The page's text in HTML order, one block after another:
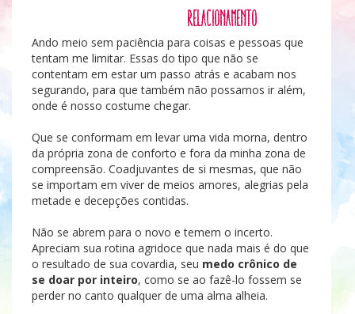
Relacionamento
Ando meio sem paciência para coisas e pessoas que
tentam me limitar. Essas do tipo que não se
contentam em estar um passo atrás e acabam nos
segurando, para que também não possamos ir além,
onde é nosso costume chegar.
Que se conformam em levar uma vida morna, dentro
da própria zona de conforto e fora da minha zona de
compreensão. Coadjuvantes de si mesmas, que não
se importam em viver de meios amores, alegrias pela
metade e decepções contidas.
Não se abrem para o novo e temem o incerto.
Apreciam sua rotina agridoce que nada mais é do que
o resultado de sua covardia, seu medo crônico de
se doar por inteiro, como se ao fazê-lo fossem se
perder no canto qualquer de uma alma alheia.